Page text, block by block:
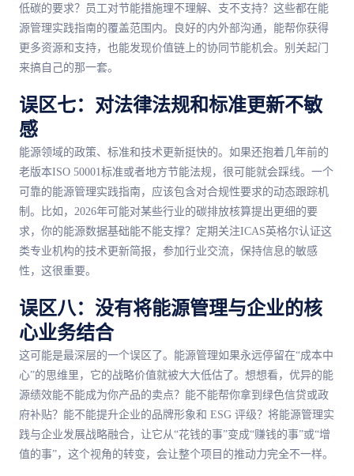
低碳的要求？员工对节能措施理不理解、支不支持？这些都在能
源管理实践指南的覆盖范围内。良好的内外部沟通，能帮你获得
更多资源和支持，也能发现价值链上的协同节能机会。别关起门
来搞自己的那一套。
误区七：对法律法规和标准更新不敏
感
能源领域的政策、标准和技术更新挺快的。如果还抱着几年前的
老版本ISO 50001标准或者地方节能法规，很可能就会踩线。一个
可靠的能源管理实践指南，应该包含对合规性要求的动态跟踪机
制。比如，2026年可能对某些行业的碳排放核算提出更细的要
求，你的能源数据基础能不能支撑？定期关注ICAS英格尔认证这
类专业机构的技术更新简报，参加行业交流，保持信息的敏感
性，这很重要。
误区八：没有将能源管理与企业的核
心业务结合
这可能是最深层的一个误区了。能源管理如果永远停留在“成本中
心”的思维里，它的战略价值就被大大低估了。想想看，优异的能
源绩效能不能成为你产品的卖点？能不能帮你拿到绿色信贷或政
府补贴？能不能提升企业的品牌形象和 ESG 评级？将能源管理实
践与企业发展战略融合，让它从“花钱的事”变成“赚钱的事”或“增
值的事”，这个视角的转变，会让整个项目的推动力完全不一样。